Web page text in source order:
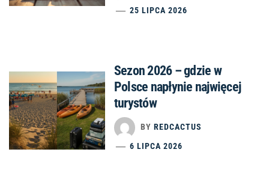
25 LIPCA 2026
Sezon 2026 – gdzie w
Polsce napłynie najwięcej
turystów
BY REDCACTUS
6 LIPCA 2026